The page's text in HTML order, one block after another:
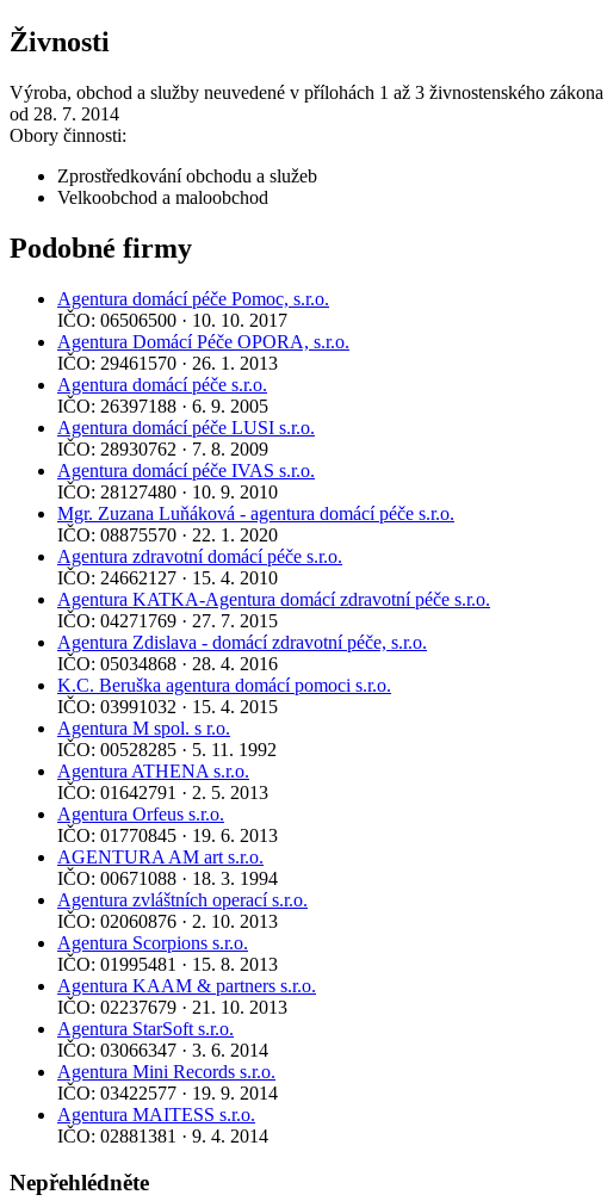
Živnosti
Výroba, obchod a služby neuvedené v přílohách 1 až 3 živnostenského zákona
od 28. 7. 2014
Obory činnosti:
Zprostředkování obchodu a služeb
Velkoobchod a maloobchod
Podobné firmy
Agentura domácí péče Pomoc, s.r.o.
IČO: 06506500 · 10. 10. 2017
Agentura Domácí Péče OPORA, s.r.o.
IČO: 29461570 · 26. 1. 2013
Agentura domácí péče s.r.o.
IČO: 26397188 · 6. 9. 2005
Agentura domácí péče LUSI s.r.o.
IČO: 28930762 · 7. 8. 2009
Agentura domácí péče IVAS s.r.o.
IČO: 28127480 · 10. 9. 2010
Mgr. Zuzana Luňáková - agentura domácí péče s.r.o.
IČO: 08875570 · 22. 1. 2020
Agentura zdravotní domácí péče s.r.o.
IČO: 24662127 · 15. 4. 2010
Agentura KATKA-Agentura domácí zdravotní péče s.r.o.
IČO: 04271769 · 27. 7. 2015
Agentura Zdislava - domácí zdravotní péče, s.r.o.
IČO: 05034868 · 28. 4. 2016
K.C. Beruška agentura domácí pomoci s.r.o.
IČO: 03991032 · 15. 4. 2015
Agentura M spol. s r.o.
IČO: 00528285 · 5. 11. 1992
Agentura ATHENA s.r.o.
IČO: 01642791 · 2. 5. 2013
Agentura Orfeus s.r.o.
IČO: 01770845 · 19. 6. 2013
AGENTURA AM art s.r.o.
IČO: 00671088 · 18. 3. 1994
Agentura zvláštních operací s.r.o.
IČO: 02060876 · 2. 10. 2013
Agentura Scorpions s.r.o.
IČO: 01995481 · 15. 8. 2013
Agentura KAAM & partners s.r.o.
IČO: 02237679 · 21. 10. 2013
Agentura StarSoft s.r.o.
IČO: 03066347 · 3. 6. 2014
Agentura Mini Records s.r.o.
IČO: 03422577 · 19. 9. 2014
Agentura MAITESS s.r.o.
IČO: 02881381 · 9. 4. 2014
Nepřehlédněte